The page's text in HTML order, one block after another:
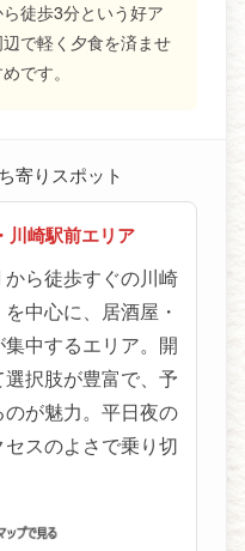
徒歩3分という好ア
で軽く夕食を済ませ
です。
寄りスポット
川崎駅前エリア
ら徒歩すぐの川崎
中心に、居酒屋・
中するエリア。開
択肢が豊富で、予
が魅力。平日夜の
スのよさで乗り切